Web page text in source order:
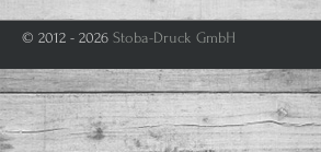
© 2012 - 2026 Stoba-Druck GmbH